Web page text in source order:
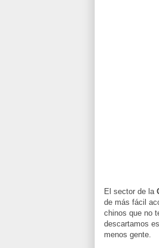
El sector de la
de más fácil
chinos que no
descartamos
menos gente.